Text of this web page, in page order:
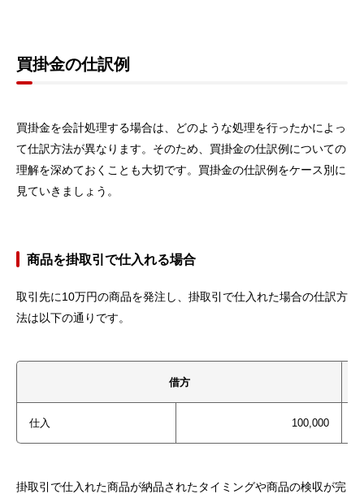
買掛金の仕訳例
買掛金を会計処理する場合は、どのような処理を行ったかによっ
て仕訳方法が異なります。そのため、買掛金の仕訳例についての
理解を深めておくことも大切です。買掛金の仕訳例をケース別に
見ていきましょう。
商品を掛取引で仕入れる場合
取引先に10万円の商品を発注し、掛取引で仕入れた場合の仕訳方
法は以下の通りです。
借方
仕入 100,000
掛取引で仕入れた商品が納品されたタイミングや商品の検収が完